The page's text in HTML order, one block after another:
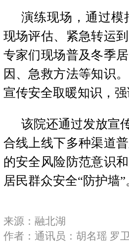
演练现场，通过模
现场评估、紧急转运
专家们现场普及冬季
因、急救方法等知识
宣传安全取暖知识，
该院还通过发放宣
合线上线下多种渠道
的安全风险防范意识
居民群众安全“防护墙”
来源：融北湖
作者：通讯员：胡名瑶 罗